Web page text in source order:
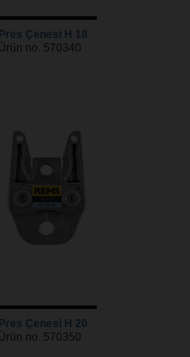
Pres Çenesi H 18
Ürün no. 570340
Pres Çenesi H 20
Ürün no. 570350